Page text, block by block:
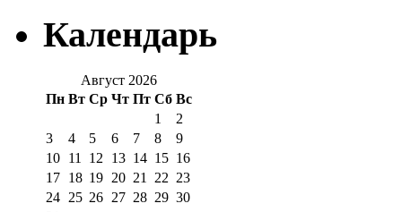
Календарь
Август 2026
Пн Вт Ср Чт Пт Сб Вс
1
2
3
4 5 6 7 8
9
10 11 12 13 14 15 16
17 18 19 20 21 22 23
24 25 26 27 28 29 30